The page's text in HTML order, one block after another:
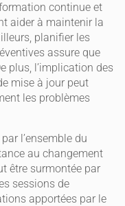
continue et
aider à maintenir la
planifier les
assure que
plus, l’implication des
mise à jour peut
les problèmes
l’ensemble du
au changement
être surmontée par
sessions de
apportées par le